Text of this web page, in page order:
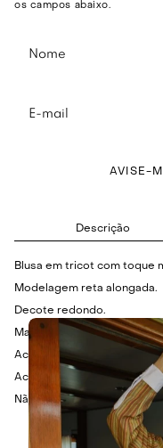
os campos abaixo.
AVISE-
Descrição
Blusa em tricot com toque
Modelagem reta alongada.
Decote redondo.
Mangas compridas.
Acabamento canelado.
Acompanha faixa de
Não possui fechamento.